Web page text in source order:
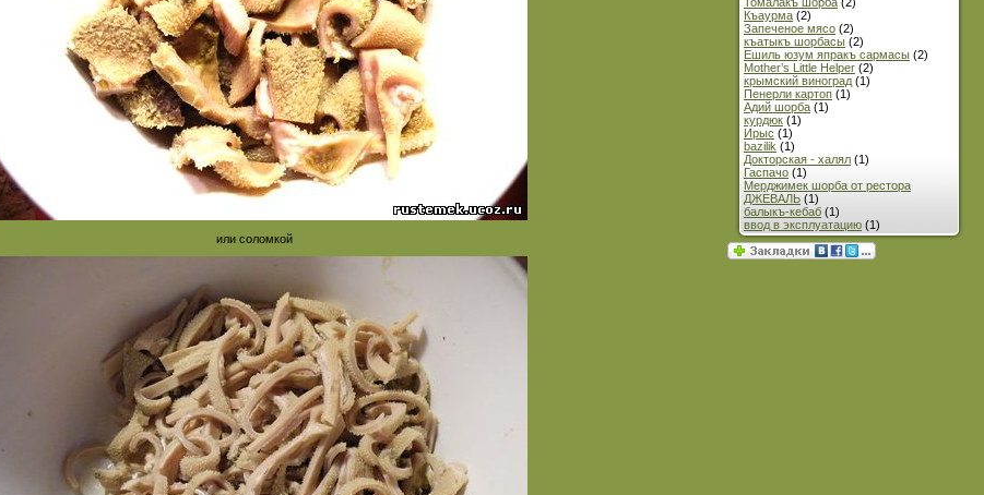
или соломкой
Къаурма (2)
Запеченое мясо (2)
къатыкъ шорбасы (2)
Ешиль юзум япракъ сармасы (2)
Mother’s Little Helper (2)
крымский виноград (1)
Пенерли картоп (1)
Адий шорба (1)
курдюк (1)
Ирыс (1)
bazilik (1)
Докторская - халял (1)
Гаспачо (1)
Мерджимек шорба от рестора
ДЖЕВАЛЬ (1)
балыкъ-кебаб (1)
ввод в эксплуатацию (1)